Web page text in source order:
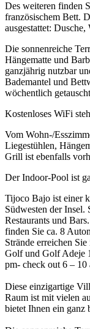
Des weiteren finden
französischem Bett.
ausgestattet:
Die sonnenreiche
Hängematte und
ganzjährig nutzbar
Bademantel und
wöchentlich
Kostenloses WiFi
Vom Wohn-/
Liegestühlen,
Grill ist ebenfalls
Der Indoor-Pool ist
Tijoco Bajo ist einer
Südwesten der Insel.
Restaurants und
finden Sie ca. 8
Strände erreichen
Golf und Golf Adeje
pm- check out 6 – 10
Diese einzigartige
Raum ist mit vielen
bietet Ihnen ein ganz